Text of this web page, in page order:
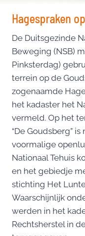
Hagespraken
De Duitsgezinde
Beweging (NSB)
Pinksterdag)
terrein op de
zogenaamde
het kadaster het
vermeld. Op het
“De Goudsberg”
voormalige
Nationaal Tehuis
en het gebiedje
stichting Het
Waarschijnlijk
werden in het
Rechtsherstel in